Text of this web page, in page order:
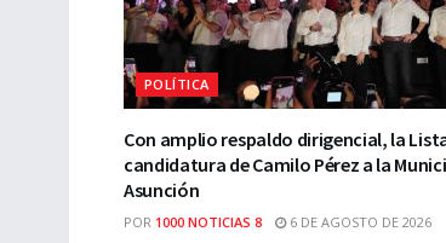
POLÍTICA
Con amplio respaldo dirigencial, la
candidatura de Camilo Pérez a la
Asunción
POR 1000 NOTICIAS 8 6 DE AGOSTO DE 2026